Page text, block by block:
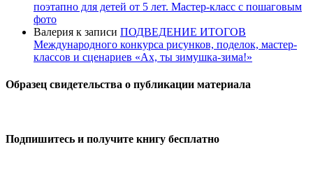
поэтапно для детей от 5 лет. Мастер-класс с пошаговым
фото
Валерия к записи ПОДВЕДЕНИЕ ИТОГОВ
Международного конкурса рисунков, поделок, мастер-
классов и сценариев «Ах, ты зимушка-зима!»
Образец свидетельства о публикации материала
Подпишитесь и получите книгу бесплатно